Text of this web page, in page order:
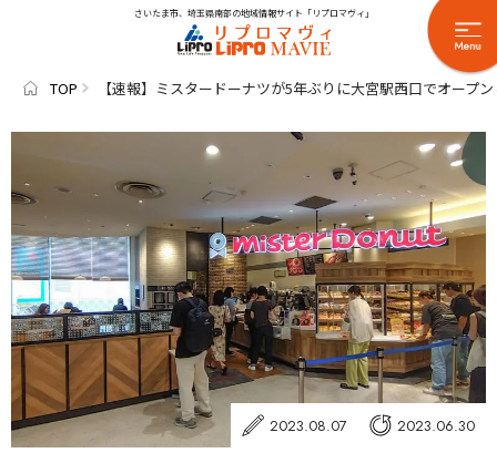
さいたま市、埼玉県南部の地域情報サイト「リプロマヴィ」
TOP 【速報】ミスタードーナツが5年ぶりに大宮駅西口でオープ
2023.08.07 2023.06.30